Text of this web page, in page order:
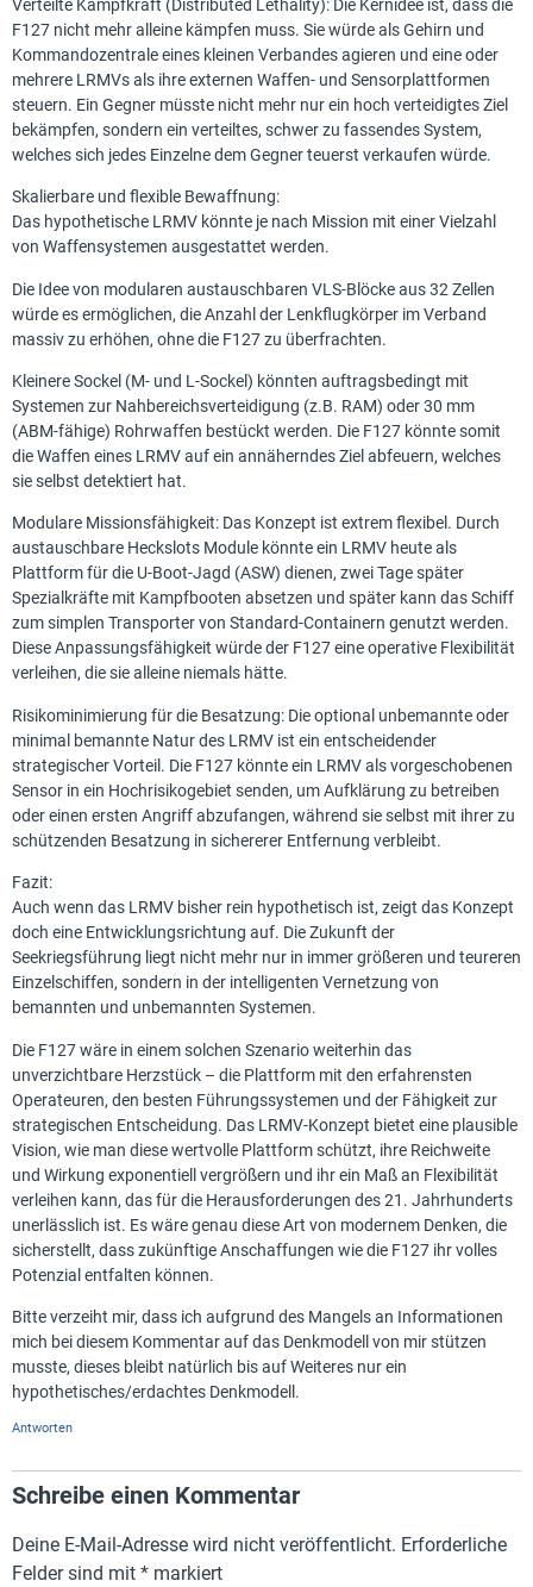
Verteilte Kampfkraft (Distributed Lethality): Die Kernidee ist, dass die
F127 nicht mehr alleine kämpfen muss. Sie würde als Gehirn und
Kommandozentrale eines kleinen Verbandes agieren und eine oder
mehrere LRMVs als ihre externen Waffen- und Sensorplattformen
steuern. Ein Gegner müsste nicht mehr nur ein hoch verteidigtes Ziel
bekämpfen, sondern ein verteiltes, schwer zu fassendes System,
welches sich jedes Einzelne dem Gegner teuerst verkaufen würde.
Skalierbare und flexible Bewaffnung:
Das hypothetische LRMV könnte je nach Mission mit einer Vielzahl
von Waffensystemen ausgestattet werden.
Die Idee von modularen austauschbaren VLS-Blöcke aus 32 Zellen
würde es ermöglichen, die Anzahl der Lenkflugkörper im Verband
massiv zu erhöhen, ohne die F127 zu überfrachten.
Kleinere Sockel (M- und L-Sockel) könnten auftragsbedingt mit
Systemen zur Nahbereichsverteidigung (z.B. RAM) oder 30 mm
(ABM-fähige) Rohrwaffen bestückt werden. Die F127 könnte somit
die Waffen eines LRMV auf ein annäherndes Ziel abfeuern, welches
sie selbst detektiert hat.
Modulare Missionsfähigkeit: Das Konzept ist extrem flexibel. Durch
austauschbare Heckslots Module könnte ein LRMV heute als
Plattform für die U-Boot-Jagd (ASW) dienen, zwei Tage später
Spezialkräfte mit Kampfbooten absetzen und später kann das Schiff
zum simplen Transporter von Standard-Containern genutzt werden.
Diese Anpassungsfähigkeit würde der F127 eine operative Flexibilität
verleihen, die sie alleine niemals hätte.
Risikominimierung für die Besatzung: Die optional unbemannte oder
minimal bemannte Natur des LRMV ist ein entscheidender
strategischer Vorteil. Die F127 könnte ein LRMV als vorgeschobenen
Sensor in ein Hochrisikogebiet senden, um Aufklärung zu betreiben
oder einen ersten Angriff abzufangen, während sie selbst mit ihrer zu
schützenden Besatzung in sichererer Entfernung verbleibt.
Fazit:
Auch wenn das LRMV bisher rein hypothetisch ist, zeigt das Konzept
doch eine Entwicklungsrichtung auf. Die Zukunft der
Seekriegsführung liegt nicht mehr nur in immer größeren und teureren
Einzelschiffen, sondern in der intelligenten Vernetzung von
bemannten und unbemannten Systemen.
Die F127 wäre in einem solchen Szenario weiterhin das
unverzichtbare Herzstück – die Plattform mit den erfahrensten
Operateuren, den besten Führungssystemen und der Fähigkeit zur
strategischen Entscheidung. Das LRMV-Konzept bietet eine plausible
Vision, wie man diese wertvolle Plattform schützt, ihre Reichweite
und Wirkung exponentiell vergrößern und ihr ein Maß an Flexibilität
verleihen kann, das für die Herausforderungen des 21. Jahrhunderts
unerlässlich ist. Es wäre genau diese Art von modernem Denken, die
sicherstellt, dass zukünftige Anschaffungen wie die F127 ihr volles
Potenzial entfalten können.
Bitte verzeiht mir, dass ich aufgrund des Mangels an Informationen
mich bei diesem Kommentar auf das Denkmodell von mir stützen
musste, dieses bleibt natürlich bis auf Weiteres nur ein
hypothetisches/erdachtes Denkmodell.
Antworten
Schreibe einen Kommentar
Deine E-Mail-Adresse wird nicht veröffentlicht. Erforderliche
Felder sind mit * markiert